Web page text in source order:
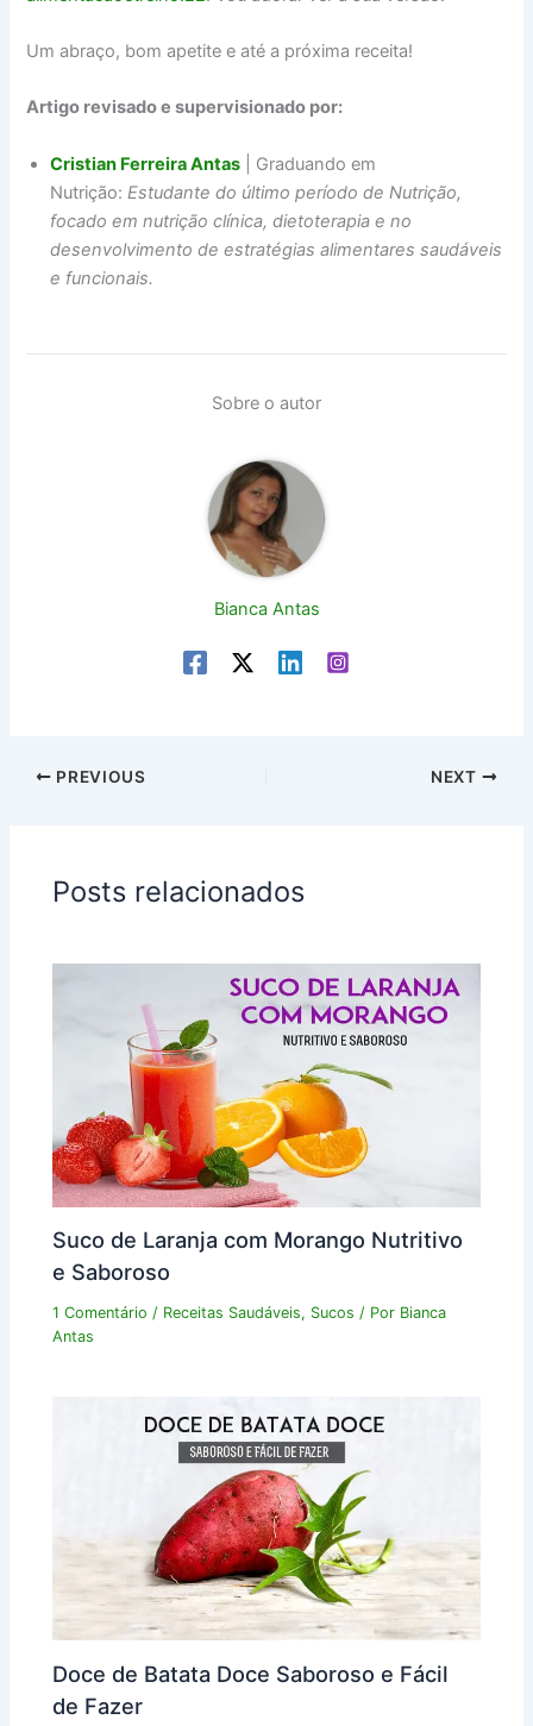
Um abraço, bom apetite e até a próxima receita!
Artigo revisado e supervisionado por:
Cristian Ferreira Antas | Graduando em
Nutrição:Estudante do último período de Nutrição,
focado em nutrição clínica, dietoterapia e no
desenvolvimento de estratégias alimentares saudáveis
e funcionais.
Sobre o autor
Bianca Antas
PREVIOUS NEXT
Posts relacionados
Suco de Laranja com Morango Nutritivo
e Saboroso
1 Comentário / Receitas Saudáveis, Sucos / Por Bianca
Antas
Doce de Batata Doce Saboroso e Fácil
de Fazer